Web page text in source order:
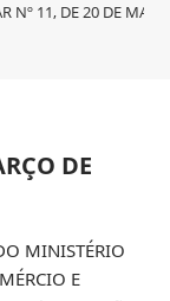
Nº 11, DE 20 DE
DE
MINISTÉRIO
E